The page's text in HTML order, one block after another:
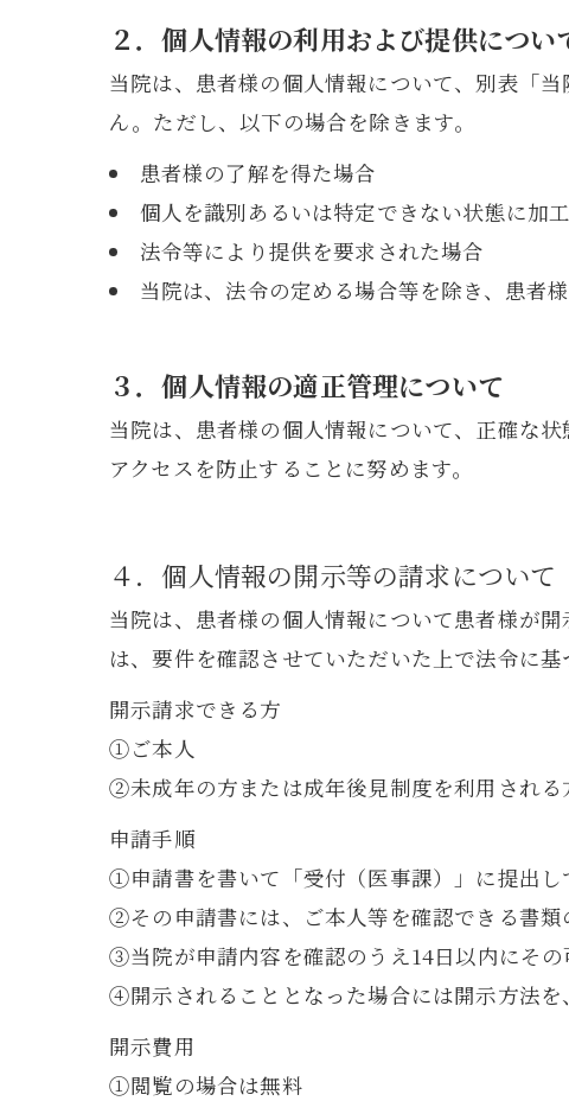
２．個人情報の利用および提供につい
当院は、患者様の個人情報について、別表「
ん。ただし、以下の場合を除きます。
患者様の了解を得た場合
個人を識別あるいは特定できない状態に加
法令等により提供を要求された場合
当院は、法令の定める場合等を除き、患者
３．個人情報の適正管理について
当院は、患者様の個人情報について、正確な
アクセスを防止することに努めます。
４．個人情報の開示等の請求について
当院は、患者様の個人情報について患者様が
は、要件を確認させていただいた上で法令に基
開示請求できる方
①ご本人
②未成年の方または成年後見制度を利用される
申請手順
①申請書を書いて「受付（医事課）」に提出し
②その申請書には、ご本人等を確認できる書類
③当院が申請内容を確認のうえ14日以内にその
④開示されることとなった場合には開示方法を
開示費用
①閲覧の場合は無料